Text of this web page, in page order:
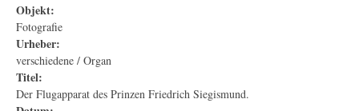
Objekt:
Fotografie
Urheber:
verschiedene / Organ
Titel:
Der Flugapparat des Prinzen Friedrich Siegismund.